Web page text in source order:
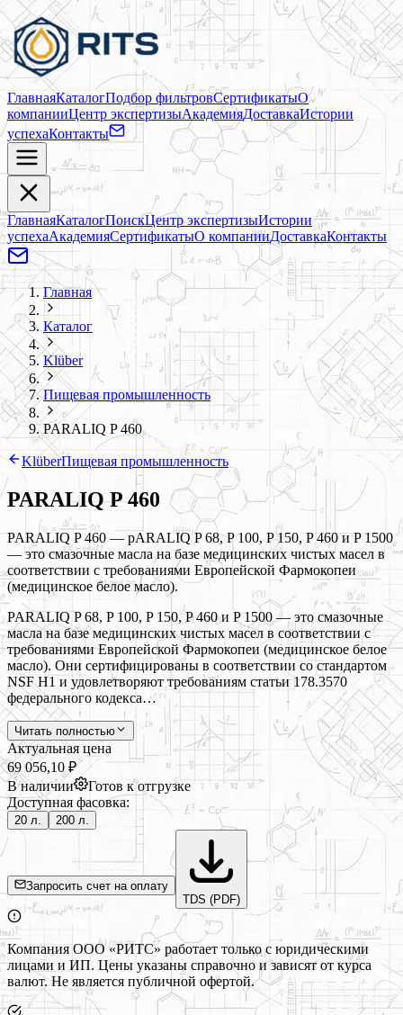
ГлавнаяКаталогПодбор фильтровСертификатыО
компанииЦентр экспертизыАкадемияДоставкаИстории
успехаКонтакты
ГлавнаяКаталогПоискЦентр экспертизыИстории
успехаАкадемияСертификатыО компанииДоставкаКонтакты
Главная
Каталог
Klüber
Пищевая промышленность
PARALIQ P 460
KlüberПищевая промышленность
PARALIQ P 460
PARALIQ P 460 — pARALIQ P 68, P 100, P 150, P 460 и P 1500
— это смазочные масла на базе медицинских чистых масел в
соответствии с требованиями Европейской Фармокопеи
(медицинское белое масло).
PARALIQ P 68, P 100, P 150, P 460 и P 1500 — это смазочные
масла на базе медицинских чистых масел в соответствии с
требованиями Европейской Фармокопеи (медицинское белое
масло). Они сертифицированы в соответствии со стандартом
NSF H1 и удовлетворяют требованиям статьи 178.3570
федерального кодекса…
Читать полностью
Актуальная цена
69 056,10 ₽
В наличии
Готов к отгрузке
Доступная фасовка:
20 л. 200 л.
Запросить счет на оплату
TDS (PDF)
Компания ООО «РИТС» работает только с юридическими
лицами и ИП. Цены указаны справочно и зависят от курса
валют. Не является публичной офертой.